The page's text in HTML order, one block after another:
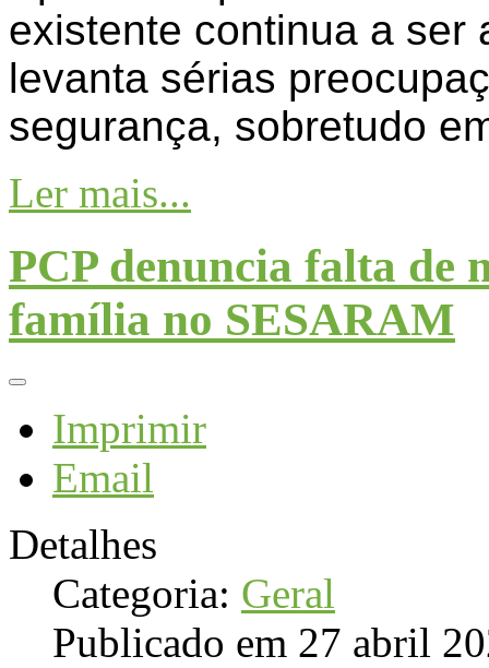
existente continua a ser
levanta sérias
segurança, sobretudo
Ler mais...
PCP denuncia falta de
família no SESARAM
Imprimir
Email
Detalhes
Categoria: Geral
Publicado em 27 abril